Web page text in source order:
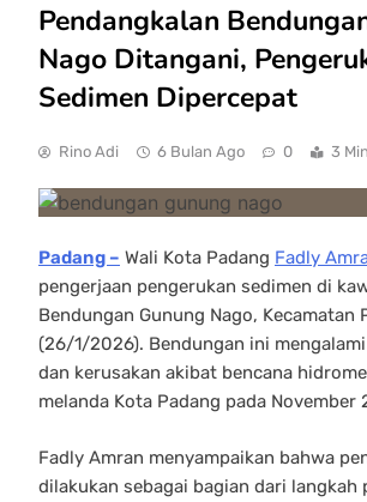
Pendangkalan
Nago Ditangani,
Sedimen Dipercepat
Rino Adi 6 Bulan Ago 0 3
Padang – Wali Kota Padang Fadly
pengerjaan pengerukan sedimen di
Bendungan Gunung Nago, Kecamatan
(26/1/2026). Bendungan ini
dan kerusakan akibat bencana
melanda Kota Padang pada November
Fadly Amran menyampaikan bahwa
dilakukan sebagai bagian dari langkah